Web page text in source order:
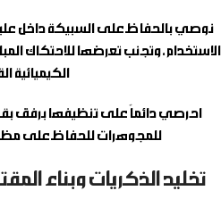
نوصي بالحفاظ على السبيكة داخل
الاستخدام، وتجنب تعرضها للاحتكاك
الكيميائية
احرصي دائماً على تنظيفها برفق
للمجوهرات للحفاظ على
تخليد الذكريات وبناء